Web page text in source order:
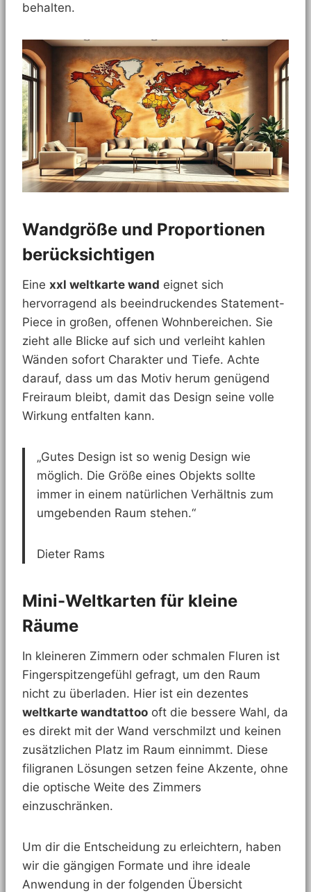
behalten.
Wandgröße und Proportionen
berücksichtigen
Eine xxl weltkarte wand eignet sich
hervorragend als beeindruckendes Statement-
Piece in großen, offenen Wohnbereichen. Sie
zieht alle Blicke auf sich und verleiht kahlen
Wänden sofort Charakter und Tiefe. Achte
darauf, dass um das Motiv herum genügend
Freiraum bleibt, damit das Design seine volle
Wirkung entfalten kann.
„Gutes Design ist so wenig Design wie
möglich. Die Größe eines Objekts sollte
immer in einem natürlichen Verhältnis zum
umgebenden Raum stehen.“
Dieter Rams
Mini-Weltkarten für kleine
Räume
In kleineren Zimmern oder schmalen Fluren ist
Fingerspitzengefühl gefragt, um den Raum
nicht zu überladen. Hier ist ein dezentes
weltkarte wandtattoo oft die bessere Wahl, da
es direkt mit der Wand verschmilzt und keinen
zusätzlichen Platz im Raum einnimmt. Diese
filigranen Lösungen setzen feine Akzente, ohne
die optische Weite des Zimmers
einzuschränken.
Um dir die Entscheidung zu erleichtern, haben
wir die gängigen Formate und ihre ideale
Anwendung in der folgenden Übersicht